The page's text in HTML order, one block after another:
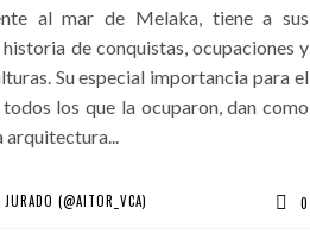
al mar de Melaka, tiene a sus
historia de conquistas, ocupaciones y
Su especial importancia para el
los que la ocuparon, dan como
arquitectura...
(@AITOR_VCA) 0